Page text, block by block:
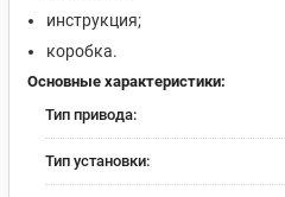
инструкция;
коробка.
Основные характеристики:
Тип привода:
Тип установки: